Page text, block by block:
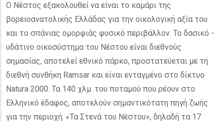
Ο Νέστος εξακολουθεί να είναι το καμάρι της
βορειοανατολικής Ελλάδας για την οικολογική αξία του
και το σπάνιας ομορφιάς φυσικό περιβάλλον. Το δασικό -
υδάτινο οικοσύστημα του Νέστου είναι διεθνούς
σημασίας, αποτελεί εθνικό πάρκο, προστατεύεται με τη
διεθνή συνθήκη Ramsar και είναι ενταγμένο στο δίκτυο
Natura 2000. Τα 140 χλμ. του ποταμού που ρέουν στο
Ελληνικό έδαφος, αποτελούν σημαντικότατη πηγή ζωής
για την περιοχή. «Τα Στενά του Νέστου», δηλαδή τα 17